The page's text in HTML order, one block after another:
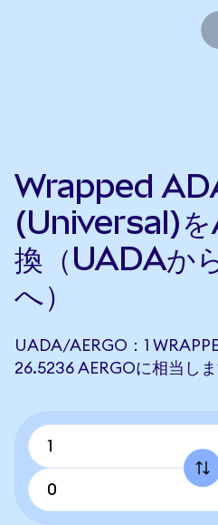
Wrapped
(Universal)
換（UADAか
へ）
UADA/AERGO：1
26.5236 AERGOに相当し